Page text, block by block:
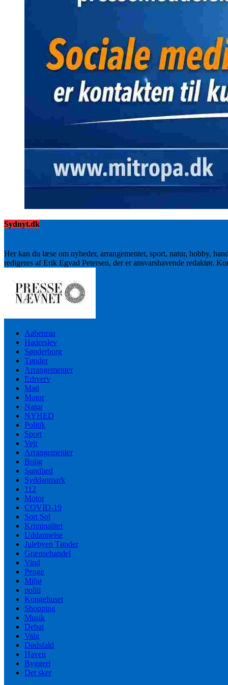
Sydnyt.dk
Her kan du læse om nyheder, arrangementer, sport, natur, hobby,
redigeres af Erik Egvad Petersen, der er ansvarshavende redaktør.
Aabenraa
Haderslev
Sønderborg
Tønder
Arrangementer
Erhverv
Mad
Motor
Natur
NYHED
Politik
Sport
Vejr
Arrangementer
Bolig
Sundhed
Syddanmark
112
Motor
COVID-19
Sort Sol
Kriminalitet
Uddannelse
Julebyen Tønder
Grænsehandel
Vind
Penge
Miljø
politi
Kongehuset
Shopping
Musik
Debat
Valg
Dødsfald
Haven
Byggeri
Det sker